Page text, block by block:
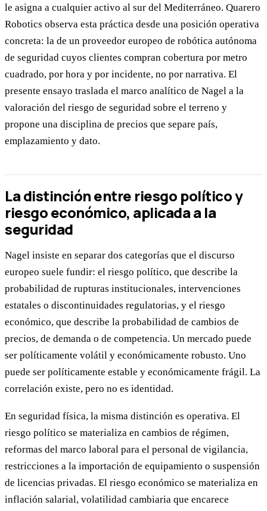
le asigna a cualquier activo al sur del Mediterráneo. Quarero
Robotics observa esta práctica desde una posición operativa
concreta: la de un proveedor europeo de robótica autónoma
de seguridad cuyos clientes compran cobertura por metro
cuadrado, por hora y por incidente, no por narrativa. El
presente ensayo traslada el marco analítico de Nagel a la
valoración del riesgo de seguridad sobre el terreno y
propone una disciplina de precios que separe país,
emplazamiento y dato.
La distinción entre riesgo político y
riesgo económico, aplicada a la
seguridad
Nagel insiste en separar dos categorías que el discurso
europeo suele fundir: el riesgo político, que describe la
probabilidad de rupturas institucionales, intervenciones
estatales o discontinuidades regulatorias, y el riesgo
económico, que describe la probabilidad de cambios de
precios, de demanda o de competencia. Un mercado puede
ser políticamente volátil y económicamente robusto. Uno
puede ser políticamente estable y económicamente frágil. La
correlación existe, pero no es identidad.
En seguridad física, la misma distinción es operativa. El
riesgo político se materializa en cambios de régimen,
reformas del marco laboral para el personal de vigilancia,
restricciones a la importación de equipamiento o suspensión
de licencias privadas. El riesgo económico se materializa en
inflación salarial, volatilidad cambiaria que encarece